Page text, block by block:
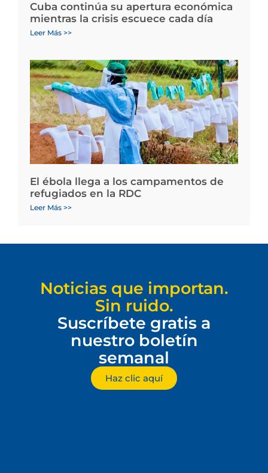
Cuba continúa su apertura económica
mientras la crisis escuece cada día
Leer Más >>
El ébola llega a los campamentos de
refugiados en la RDC
Leer Más >>
Noticias que importan.
Sin ruido.
Suscríbete gratis a
nuestro boletín
semanal
Haz clic aquí